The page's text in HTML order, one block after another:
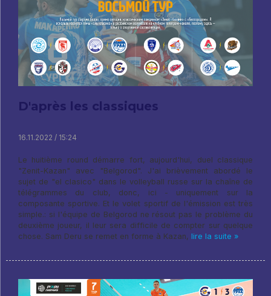
D'après les classiques
16.11.2022 / 15:24
Le huitième round démarre fort, aujourd'hui, duel classique
"Zenit-Kazan" avec "Belgorod". J'ai brièvement abordé le
sujet de "el clasico" dans le volleyball russe sur la chaîne de
télégrammes du club, donc, ici - uniquement sur la
composante sportive. Et le volet sportif de l'émission est très
simple.: si l'équipe de Belgorod ne résout pas le problème du
deuxième joueur, il leur sera difficile de compter sur quelque
chose. Sam Deru se remet en forme à Kazan, lire la suite »